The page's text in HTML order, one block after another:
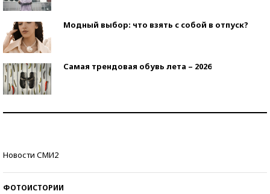
Модный выбор: что взять с собой в отпуск?
Самая трендовая обувь лета – 2026
Новости СМИ2
ФОТОИСТОРИИ